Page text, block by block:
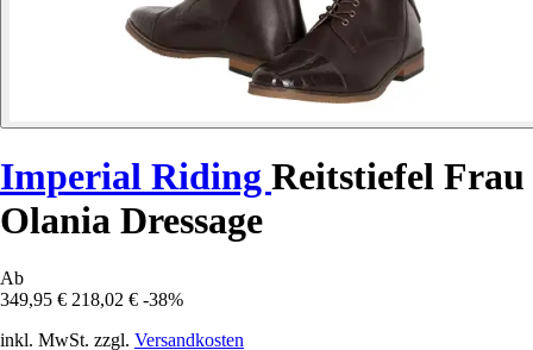
Imperial Riding Reitstiefel Frau
Olania Dressage
Ab
349,95 € 218,02 € -38%
inkl. MwSt. zzgl. Versandkosten